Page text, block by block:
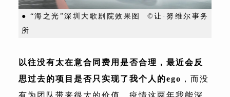
● “海之光”深圳大歌剧院效果图 ©让·努维尔事务
所
以往没有太在意合同费用是否合理，最近会反
思过去的项目是否只实现了我个人的ego ，而没